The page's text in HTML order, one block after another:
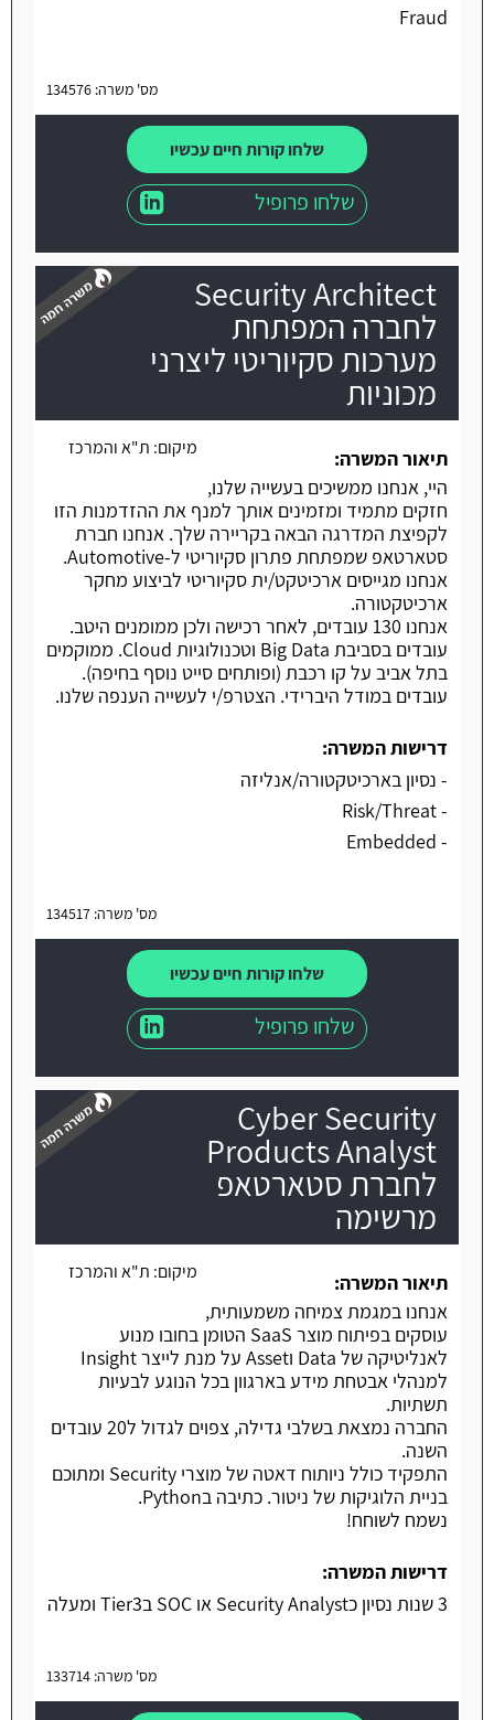
Fraud
מס' משרה: 134576
שלחו קורות חיים עכשיו
שלחו פרופיל
Security Architect
לחברה המפתחת
מערכות סקיוריטי ליצרני
מכוניות
מיקום: ת"א והמרכז
תיאור המשרה:
היי, אנחנו ממשיכים בעשייה שלנו,
חזקים מתמיד ומזמינים אותך למנף את ההזדמנות הזו
לקפיצת המדרגה הבאה בקריירה שלך. אנחנו חברת
סטארטאפ שמפתחת פתרון סקיוריטי ל-Automotive.
אנחנו מגייסים ארכיטקט/ית סקיוריטי לביצוע מחקר
ארכיטקטורה.
אנחנו 130 עובדים, לאחר רכישה ולכן ממומנים היטב.
עובדים בסביבת Big Data וטכנולוגיות Cloud. ממוקמים
בתל אביב על קו רכבת (ופותחים סייט נוסף בחיפה).
עובדים במודל היברידי. הצטרפ/י לעשייה הענפה שלנו.
דרישות המשרה:
- נסיון בארכיטקטורה/אנליזה
- Risk/Threat
- Embedded
מס' משרה: 134517
שלחו קורות חיים עכשיו
שלחו פרופיל
Cyber Security
Products Analyst
לחברת סטארטאפ
מרשימה
מיקום: ת"א והמרכז
תיאור המשרה:
אנחנו במגמת צמיחה משמעותית,
עוסקים בפיתוח מוצר SaaS הטומן בחובו מנוע
לאנליטיקה של Data וAsset על מנת לייצר Insight
למנהלי אבטחת מידע בארגוון בכל הנוגע לבעיות
תשתיות.
החברה נמצאת בשלבי גדילה, צפוים לגדול ל20 עובדים
השנה.
התפקיד כולל ניותוח דאטה של מוצרי Security ומתוכם
בניית הלוגיקות של ניטור. כתיבה בPython.
נשמח לשוחח!
דרישות המשרה:
3 שנות נסיון כSecurity Analyst או SOC בTier3 ומעלה
מס' משרה: 133714